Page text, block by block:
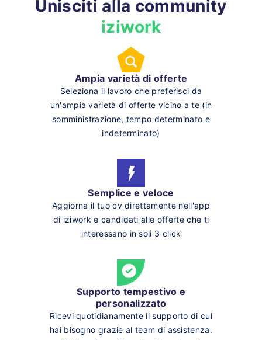
Unisciti alla community
iziwork
Ampia varietà di offerte
Seleziona il lavoro che preferisci da
un'ampia varietà di offerte vicino a te (in
somministrazione, tempo determinato e
indeterminato)
Semplice e veloce
Aggiorna il tuo cv direttamente nell'app
di iziwork e candidati alle offerte che ti
interessano in soli 3 click
Supporto tempestivo e
personalizzato
Ricevi quotidianamente il supporto di cui
hai bisogno grazie al team di assistenza.